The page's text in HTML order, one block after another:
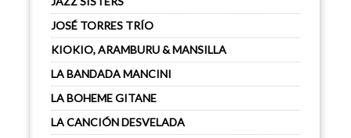
JOSÉ TORRES TRÍO
KIOKIO, ARAMBURU & MANSILLA
LA BANDADA MANCINI
LA BOHEME GITANE
LA CANCIÓN DESVELADA